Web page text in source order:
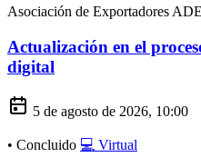
Asociación de Exportadores
Actualización en el
digital
5 de agosto de 2026, 10:00
• Concluido 💻 Virtual